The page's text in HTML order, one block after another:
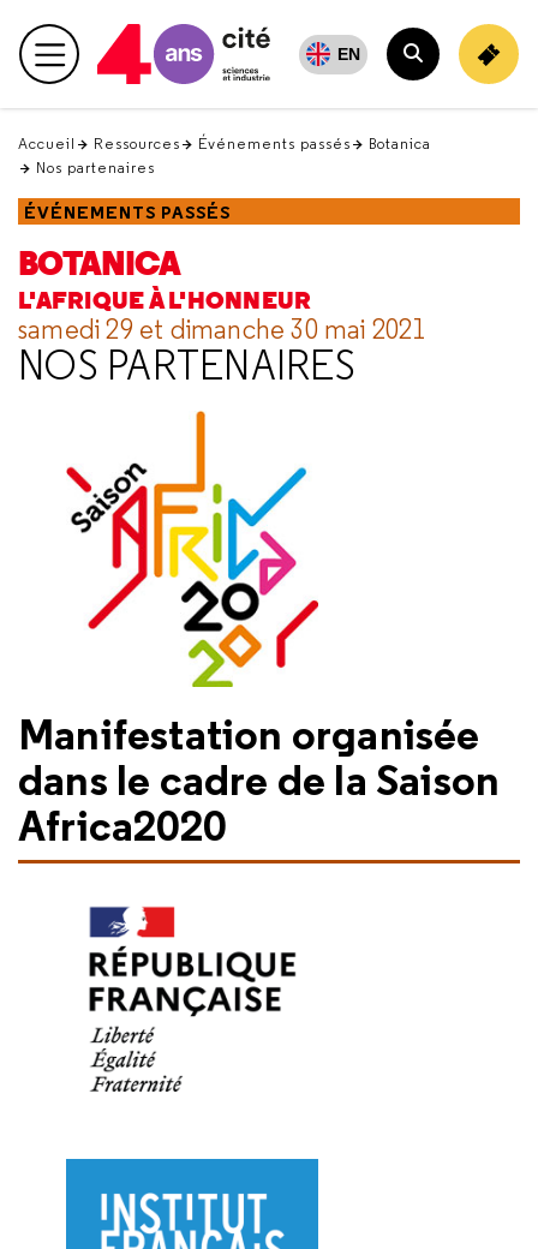
en
haut Menu principal EN
Rechercher
Accueil Ressources Événements passés
Botanica
Nos partenaires
ÉVÉNEMENTS PASSÉS
BOTANICA
L'AFRIQUE À L'HONNEUR
samedi 29 et dimanche 30 mai 2021
NOS PARTENAIRES
Manifestation organisée
dans le cadre de la Saison
Africa2020